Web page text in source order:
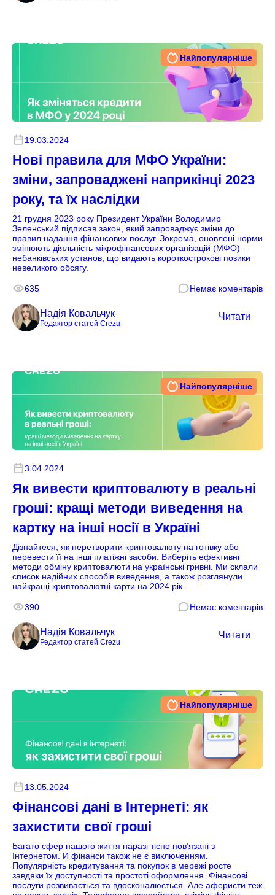
Найпопулярніше
19.03.2024
Нові правила для МФО України:
зміни, запроваджені наприкінці 2023
року, та їх наслідки
21 грудня 2023 року Президент України Володимир
Зеленський підписав закон, який запроваджує зміни до
правил надання фінансових послуг. Зокрема, оновлені норми
змінюють діяльність мікрофінансових організацій (МФО) –
небанківських установ, що видають короткострокові позики
невеликого обсягу.
635 Немає коментарів
Надія Ковальчук
Редактор статей Crezu
Читати
Найпопулярніше
3.04.2024
Як вивести криптовалюту в реальні
гроші: кращі методи виведення на
картку на інші носії в Україні
Дізнайтеся, як перетворити криптовалюту на готівку або
перевести її на інші платіжні засоби. Виберіть ефективні
методи обміну криптовалюти на українські гривні. Ми склали
список надійних способів виведення, а також розглянули
найкращі криптовалютні карти на 2024 рік.
390 Немає коментарів
Надія Ковальчук
Редактор статей Crezu
Читати
Найпопулярніше
13.05.2024
Фінансові дані в Інтернеті: як
захистити свої гроші
Багато сфер нашого життя наразі тісно пов’язані з
Інтернетом. И фінанси також не є виключенням.
Популярність кредитування та покупок в мережі росте
завдяки їх доступності та простоті оформлення. Фінансові
послуги розвивається та вдосконалюється. Але аферисти теж